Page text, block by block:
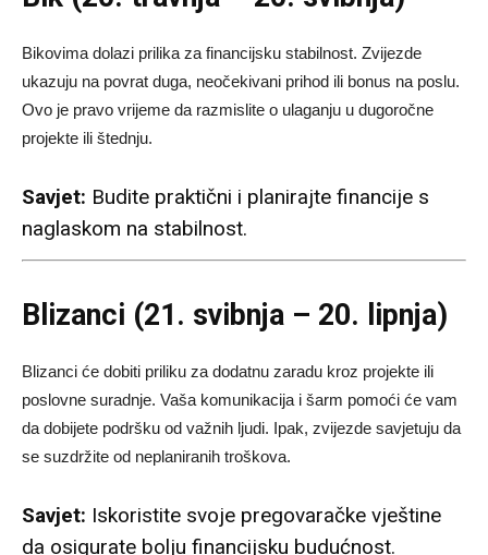
Bikovima dolazi prilika za financijsku stabilnost. Zvijezde
ukazuju na povrat duga, neočekivani prihod ili bonus na poslu.
Ovo je pravo vrijeme da razmislite o ulaganju u dugoročne
projekte ili štednju.
Savjet: Budite praktični i planirajte financije s
naglaskom na stabilnost.
Blizanci (21. svibnja – 20. lipnja)
Blizanci će dobiti priliku za dodatnu zaradu kroz projekte ili
poslovne suradnje. Vaša komunikacija i šarm pomoći će vam
da dobijete podršku od važnih ljudi. Ipak, zvijezde savjetuju da
se suzdržite od neplaniranih troškova.
Savjet: Iskoristite svoje pregovaračke vještine
da osigurate bolju financijsku budućnost.